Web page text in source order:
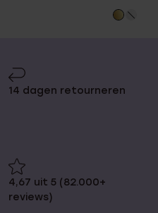
14 dagen retourneren
4,67 uit 5 (82.000+
reviews)